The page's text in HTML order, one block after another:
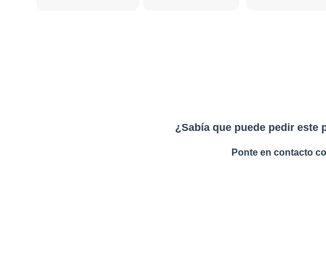
¿Sabía que puede pedir
Ponte en contacto